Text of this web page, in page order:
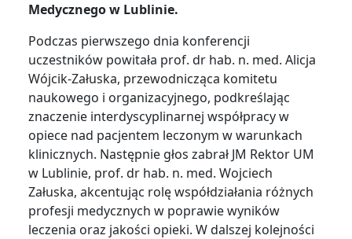
Medycznego w Lublinie.
Podczas pierwszego dnia konferencji
uczestników powitała prof. dr hab. n. med. Alicja
Wójcik-Załuska, przewodnicząca komitetu
naukowego i organizacyjnego, podkreślając
znaczenie interdyscyplinarnej współpracy w
opiece nad pacjentem leczonym w warunkach
klinicznych. Następnie głos zabrał JM Rektor UM
w Lublinie, prof. dr hab. n. med. Wojciech
Załuska, akcentując rolę współdziałania różnych
profesji medycznych w poprawie wyników
leczenia oraz jakości opieki. W dalszej kolejności